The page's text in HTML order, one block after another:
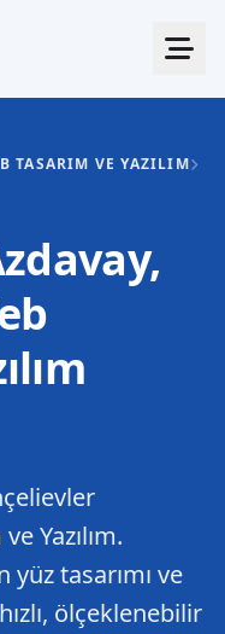
TASARIM VE YAZILIM
Yazılım.
tasarımı ve
ölçeklenebilir